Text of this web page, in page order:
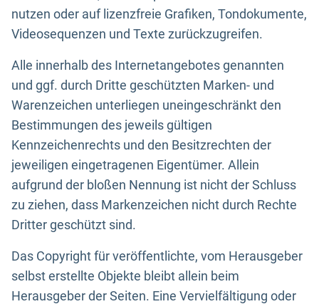
nutzen oder auf lizenzfreie Grafiken, Tondokumente,
Videosequenzen und Texte zurückzugreifen.
Alle innerhalb des Internetangebotes genannten
und ggf. durch Dritte geschützten Marken- und
Warenzeichen unterliegen uneingeschränkt den
Bestimmungen des jeweils gültigen
Kennzeichenrechts und den Besitzrechten der
jeweiligen eingetragenen Eigentümer. Allein
aufgrund der bloßen Nennung ist nicht der Schluss
zu ziehen, dass Markenzeichen nicht durch Rechte
Dritter geschützt sind.
Das Copyright für veröffentlichte, vom Herausgeber
selbst erstellte Objekte bleibt allein beim
Herausgeber der Seiten. Eine Vervielfältigung oder